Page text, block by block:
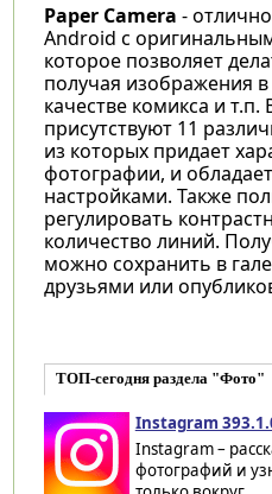
Paper Camera -
Android с
которое позволяет
получая изображения
качестве комикса и
присутствуют 11
из которых придает
фотографии, и
настройками. Также
регулировать
количество линий.
можно сохранить в
друзьями или
ТОП-сегодня раздела "Фото"
Instagram
Instagram –
фотографий и